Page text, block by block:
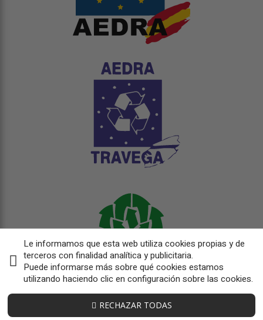
Le informamos que esta web utiliza cookies propias y de
terceros con finalidad analítica y publicitaria.
Puede informarse más sobre qué cookies estamos
utilizando haciendo clic en configuración sobre las cookies.
RECHAZAR TODAS